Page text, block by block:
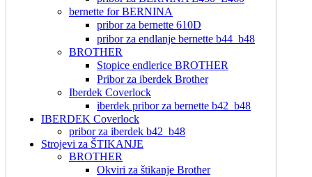
bernette for BERNINA
pribor za bernette 610D
pribor za endlanje bernette b44_b48
BROTHER
Stopice endlerice BROTHER
Pribor za iberdek Brother
Iberdek Coverlock
iberdek pribor za bernette b42_b48
IBERDEK Coverlock
pribor za iberdek b42_b48
Strojevi za ŠTIKANJE
BROTHER
Okviri za štikanje Brother